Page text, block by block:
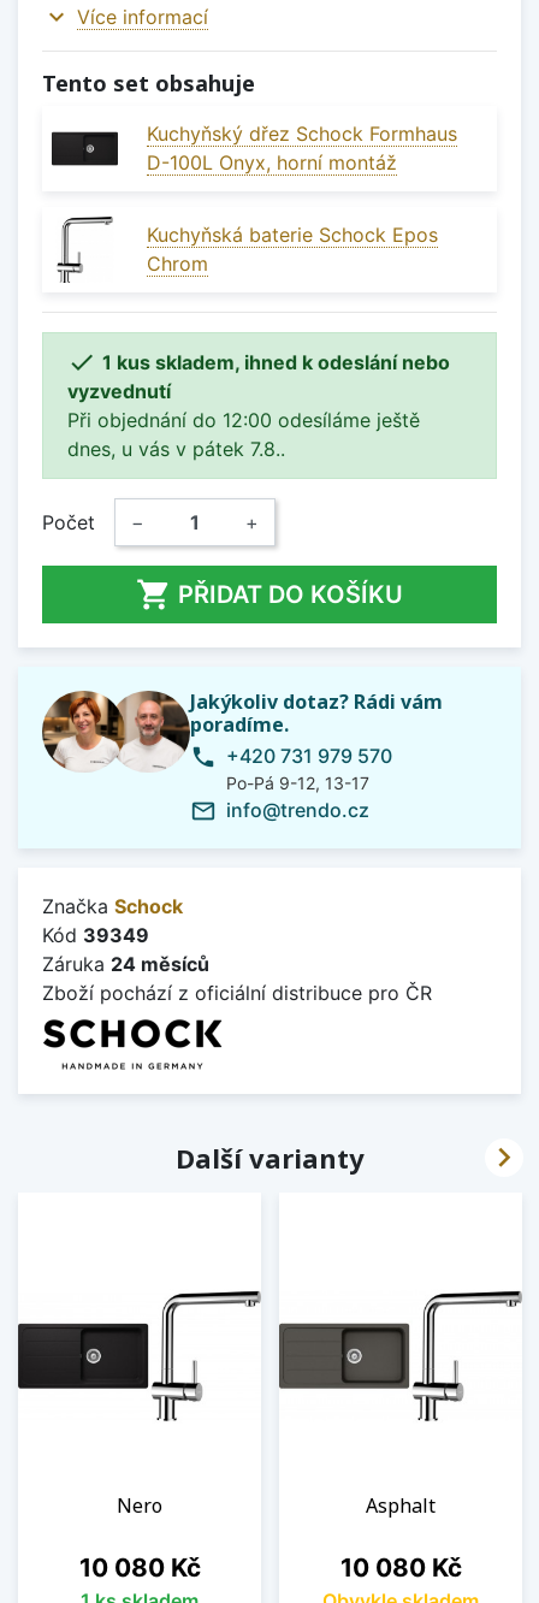
expand_more Více informací
Tento set obsahuje
Kuchyňský dřez Schock Formhaus
D-100L Onyx, horní montáž
Kuchyňská baterie Schock Epos
Chrom
 1 kus skladem, ihned k odeslání nebo
vyzvednutí
Při objednání do 12:00 odesíláme ještě
dnes, u vás v pátek 7.8..
Počet − +
 PŘIDAT DO KOŠÍKU
Jakýkoliv dotaz? Rádi vám
poradíme.
phone +420 731 979 570
Po-Pá 9-12, 13-17
mail_outline info@trendo.cz
Značka Schock
Kód 39349
Záruka 24 měsíců
Zboží pochází z oficiální distribuce pro ČR
Další varianty
Nero
Cena
10 080 Kč
Asphalt
Cena
10 080 Kč
